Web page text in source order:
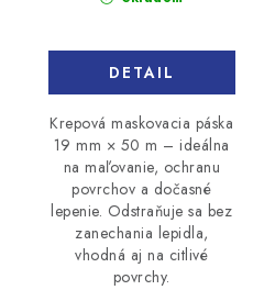
DETAIL
Krepová maskovacia páska
19 mm × 50 m – ideálna
na maľovanie, ochranu
povrchov a dočasné
lepenie. Odstraňuje sa bez
zanechania lepidla,
vhodná aj na citlivé
povrchy.